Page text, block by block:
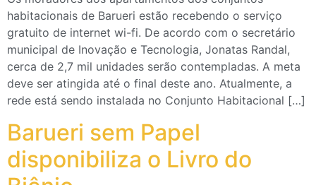
habitacionais de Barueri estão recebendo o serviço
gratuito de internet wi-fi. De acordo com o secretário
municipal de Inovação e Tecnologia, Jonatas Randal,
cerca de 2,7 mil unidades serão contempladas. A meta
deve ser atingida até o final deste ano. Atualmente, a
rede está sendo instalada no Conjunto Habitacional […]
Barueri sem Papel
disponibiliza o Livro do